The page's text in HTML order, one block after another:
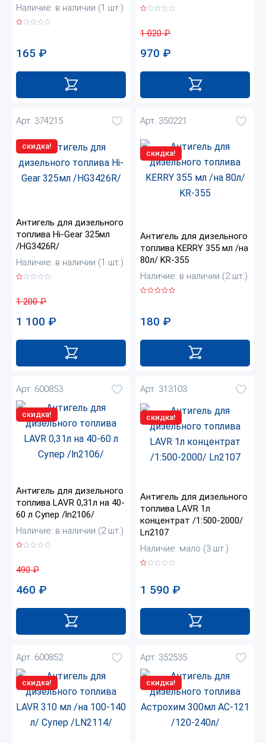
Наличие: в наличии (1 шт.)
165 ₽
1 020₽
970 ₽
Арт. 374215
скидка!
Антигель для дизельного
топлива Hi-Gear 325мл
/HG3426R/
Наличие: в наличии (1 шт.)
1 200₽
1 100 ₽
Арт. 350221
скидка!
Антигель для дизельного
топлива KERRY 355 мл /на
80л/ KR-355
Наличие: в наличии (2 шт.)
180 ₽
Арт. 600853
скидка!
Антигель для дизельного
топлива LAVR 0,31л на 40-
60 л Супер /ln2106/
Наличие: в наличии (2 шт.)
490₽
460 ₽
Арт. 313103
скидка!
Антигель для дизельного
топлива LAVR 1л
концентрат /1:500-2000/
Ln2107
Наличие: мало (3 шт.)
1 590 ₽
Арт. 600852
скидка!
Арт. 352535
скидка!